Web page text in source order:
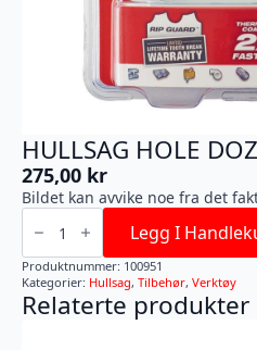
HULLSAG HOLE
275,00 kr
Bildet kan avvike noe fra det
HULLSAG
HOLE
DOZER
76MM
antall
Legg I
Produktnummer: 100951
Kategorier: Hullsag, Tilbehør, Verktøy
Relaterte produkter